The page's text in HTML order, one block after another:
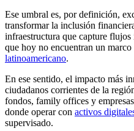
Ese umbral es, por definición,
transformar la inclusión
infraestructura que capture
que hoy no encuentran un
latinoamericano.
En ese sentido, el impacto más
ciudadanos corrientes de la
fondos, family offices y empresas
donde operar con activos
supervisado.